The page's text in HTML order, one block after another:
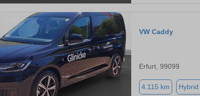
VW Caddy
Erfurt, 99099
4.115 km